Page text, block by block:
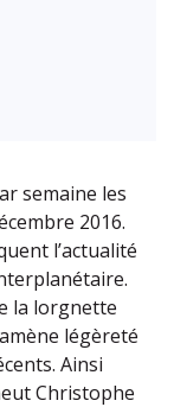
semaine les
2016.
l’actualité
la lorgnette
légèreté
Ainsi
Christophe